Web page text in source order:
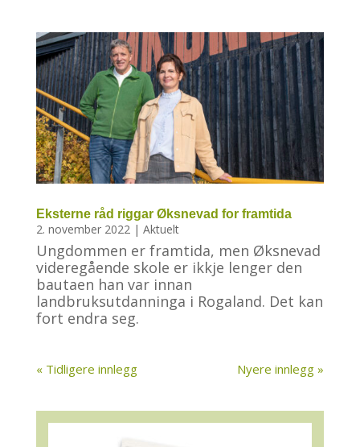
Eksterne råd riggar Øksnevad for framtida
2. november 2022| Aktuelt
Ungdommen er framtida, men Øksnevad
videregående skole er ikkje lenger den
bautaen han var innan
landbruksutdanninga i Rogaland. Det kan
fort endra seg.
« Tidligere innlegg Nyere innlegg »